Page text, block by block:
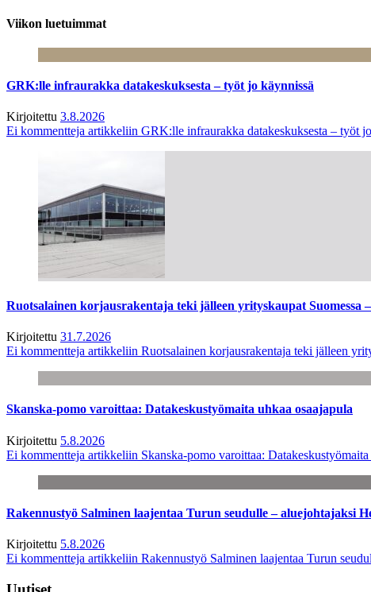
Viikon luetuimmat
GRK:lle infraurakka datakeskuksesta – työt jo käynnissä
Kirjoitettu 3.8.2026
Ei kommentteja artikkeliin GRK:lle infraurakka datakeskuksesta – työt
Ruotsalainen korjausrakentaja teki jälleen yrityskaupat Suomessa
Kirjoitettu 31.7.2026
Ei kommentteja artikkeliin Ruotsalainen korjausrakentaja teki jälleen
Skanska-pomo varoittaa: Datakeskustyömaita uhkaa osaajapula
Kirjoitettu 5.8.2026
Ei kommentteja artikkeliin Skanska-pomo varoittaa: Datakeskustyömaita
Rakennustyö Salminen laajentaa Turun seudulle – aluejohtajaksi
Kirjoitettu 5.8.2026
Ei kommentteja artikkeliin Rakennustyö Salminen laajentaa Turun